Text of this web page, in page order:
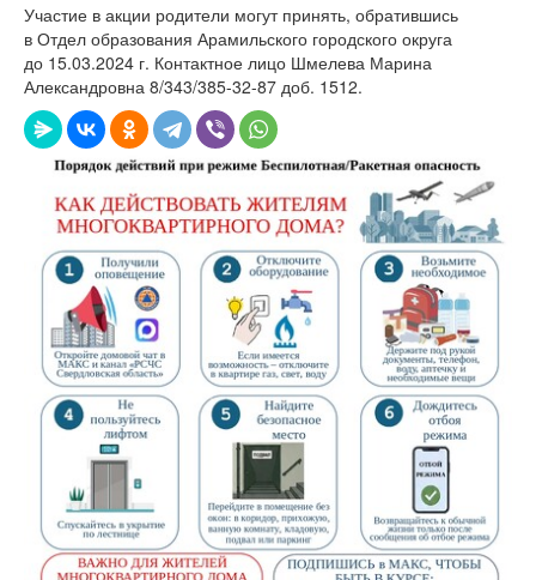
Участие в акции родители могут принять, обратившись
в Отдел образования Арамильского городского округа
до 15.03.2024 г. Контактное лицо Шмелева Марина
Александровна 8/343/385-32-87 доб. 1512.